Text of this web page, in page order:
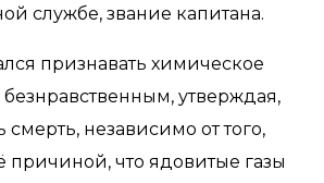
службе, звание капитана.
признавать химическое
утверждая,
смерть, независимо от того,
причиной, что ядовитые газы